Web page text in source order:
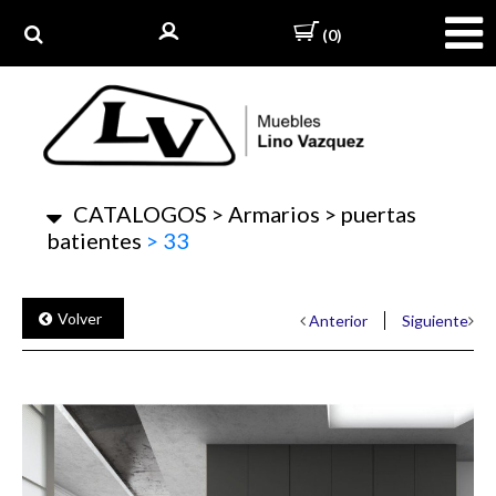
(0)
CATALOGOS > Armarios > puertas
batientes > 33
Volver Anterior Siguiente